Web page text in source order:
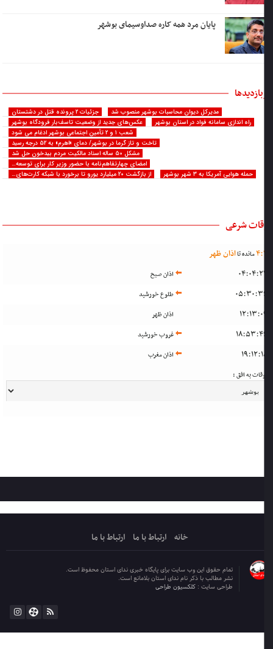
پایان مرد همه کاره صداوسیمای بوشهر
جزئیات ۲ پرونده قتل در دشتستان
مدیرکل دیوان محاسبات بوشهر منصوب شد
عکس‌های جدید از وضعیت تاسف‌بار فرودگاه بوشهر
راه اندازی سامانه فواد در استان بوشهر
شعب ۱ و ۲ تأمین اجتماعی بوشهر ادغام می شود
تاخت و تاز گرما در بوشهر/ دمای «اهرم» به ۵۲ درجه رسید
مشکل ۵۰ ساله اسناد مالکیت مردم بیدخون حل شد
امضای چهارتفاهم‌نامه با حضور وزیر کار برای توسعه…
از بازگشت ۲۰ میلیارد یورو تا برخورد با شبکه کارت‌های…
حمله هوایی آمریکا به ۳ شهر بوشهر
شرعی
مانده تااذان ظهر
اذان صبح
طلوع خورشید
اذان ظهر
غروب خورشید
اذان مغرب
به افق :
خانه ارتباط با ما ارتباط با ما
تمام حقوق این وب سایت برای پایگاه خبری ندای استان محفوظ است.
نشر مطالب با ذکر نام ندای استان بلامانع است.
طراحی سایت :کلکسیون طراحی